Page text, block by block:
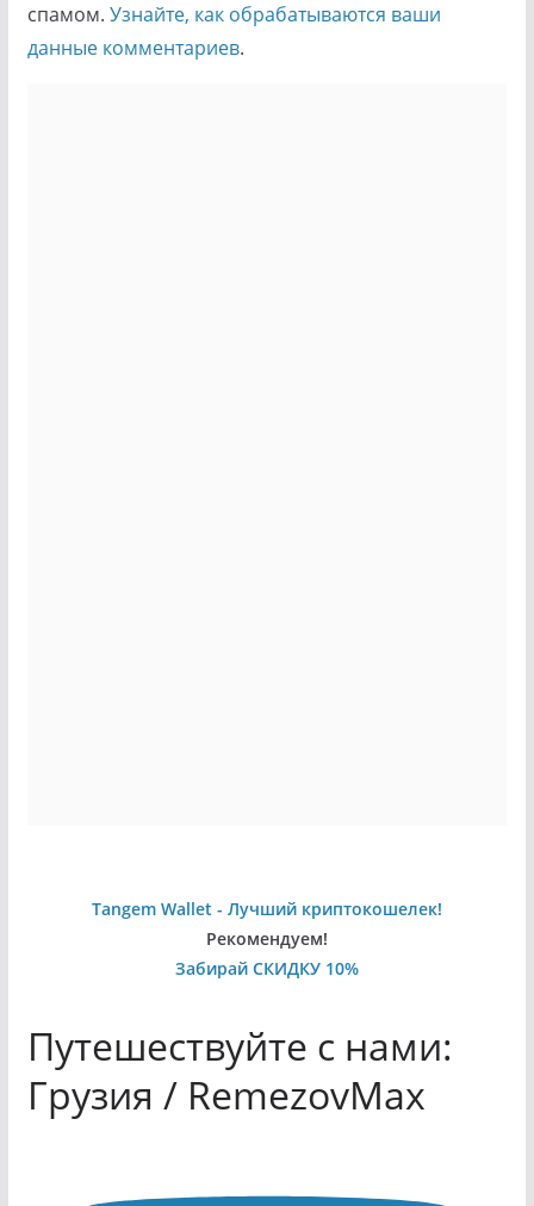
спамом. Узнайте, как обрабатываются ваши
данные комментариев.
Tangem Wallet - Лучший криптокошелек!
Рекомендуем!
Забирай СКИДКУ 10%
Путешествуйте с нами:
Грузия / RemezovMax